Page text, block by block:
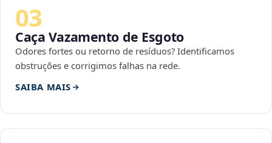
03
Caça Vazamento de Esgoto
Odores fortes ou retorno de resíduos? Identificamos
obstruções e corrigimos falhas na rede.
SAIBA MAIS